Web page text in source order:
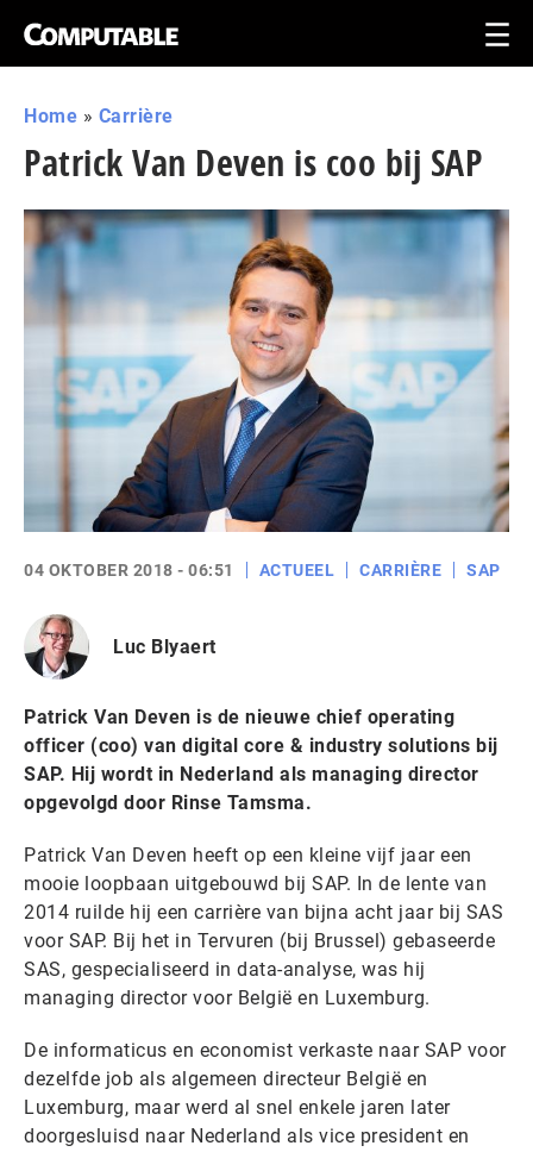
Home » Carrière
Patrick Van Deven is coo bij SAP
04 OKTOBER 2018 - 06:51 ACTUEEL CARRIÈRE SAP
Luc Blyaert
Patrick Van Deven is de nieuwe chief operating
officer (coo) van digital core & industry solutions bij
SAP. Hij wordt in Nederland als managing director
opgevolgd door Rinse Tamsma.
Patrick Van Deven heeft op een kleine vijf jaar een
mooie loopbaan uitgebouwd bij SAP. In de lente van
2014 ruilde hij een carrière van bijna acht jaar bij SAS
voor SAP. Bij het in Tervuren (bij Brussel) gebaseerde
SAS, gespecialiseerd in data-analyse, was hij
managing director voor België en Luxemburg.
De informaticus en economist verkaste naar SAP voor
dezelfde job als algemeen directeur België en
Luxemburg, maar werd al snel enkele jaren later
doorgesluisd naar Nederland als vice president en